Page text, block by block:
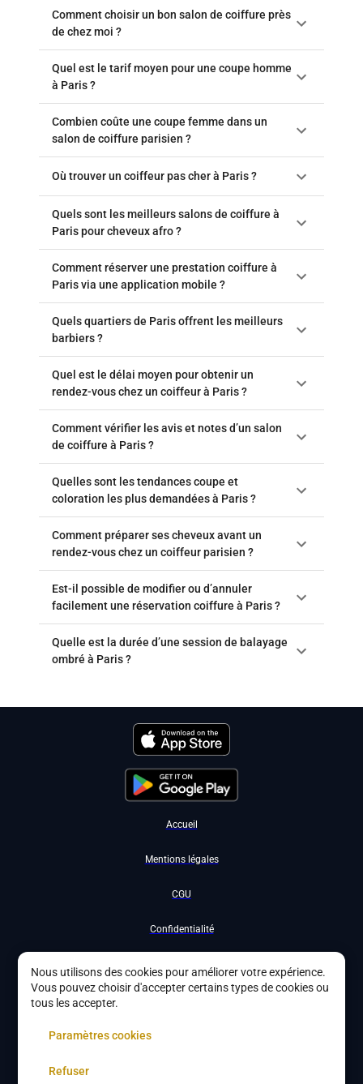
Comment choisir un bon salon de coiffure près
de chez moi ?
Quel est le tarif moyen pour une coupe homme
à Paris ?
Combien coûte une coupe femme dans un
salon de coiffure parisien ?
Où trouver un coiffeur pas cher à Paris ?
Quels sont les meilleurs salons de coiffure à
Paris pour cheveux afro ?
Comment réserver une prestation coiffure à
Paris via une application mobile ?
Quels quartiers de Paris offrent les meilleurs
barbiers ?
Quel est le délai moyen pour obtenir un
rendez-vous chez un coiffeur à Paris ?
Comment vérifier les avis et notes d’un salon
de coiffure à Paris ?
Quelles sont les tendances coupe et
coloration les plus demandées à Paris ?
Comment préparer ses cheveux avant un
rendez-vous chez un coiffeur parisien ?
Est-il possible de modifier ou d’annuler
facilement une réservation coiffure à Paris ?
Quelle est la durée d’une session de balayage
ombré à Paris ?
Accueil
Mentions légales
CGU
Confidentialité
Nous utilisons des cookies pour améliorer votre expérience.
Vous pouvez choisir d'accepter certains types de cookies ou
tous les accepter.
Paramètres cookies
Refuser